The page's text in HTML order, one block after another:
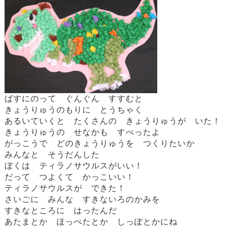
ばすにのって ぐんぐん すすむと
きょうりゅうのもりに とうちゃく
あるいていくと たくさんの きょうりゅうが いた！
きょうりゅうの せなかも すべったよ
がっこうで どのきょうりゅうを つくりたいか
みんなと そうだんした
ぼくは ティラノサウルスがいい！
だって つよくて かっこいい！
ティラノサウルスが できた！
さいごに みんな すきないろのかみを
すきなところに はったんだ
あたまとか ほっぺたとか しっぽとかにね